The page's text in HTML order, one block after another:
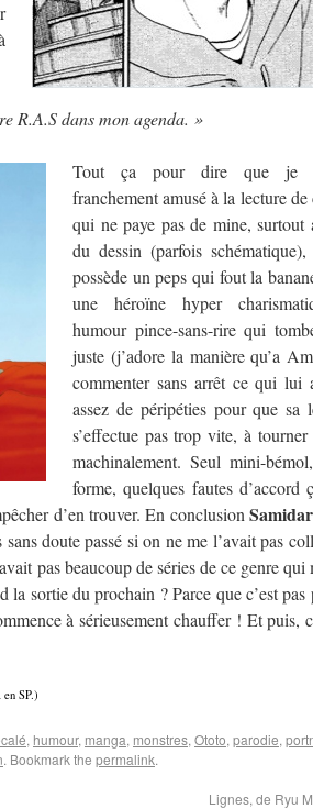
R.A.S dans mon agenda. »
Tout ça pour dire que je
franchement amusé à la lecture de
qui ne paye pas de mine, surtout
du dessin (parfois
possède un peps qui fout la
une héroïne hyper
humour pince-sans-rire qui
juste (j’adore la manière qu’a
commenter sans arrêt ce qui lui
assez de péripéties pour que sa
s’effectue pas trop vite, à tourner
machinalement. Seul mini-
forme, quelques fautes
d’en trouver. En conclusion
doute passé si on ne me l’avait pas
pas beaucoup de séries de ce genre qui
sortie du prochain ? Parce que c’est pas
à sérieusement chauffer ! Et puis,
SP.)
, humour, manga, monstres, Ototo, parodie,
. Bookmark the permalink.
Lignes, de Ryu